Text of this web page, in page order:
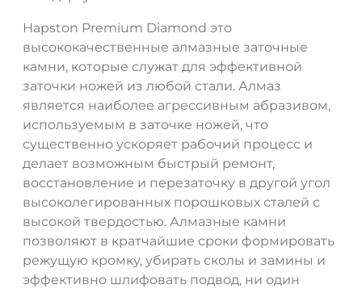
Hapston Premium Diamond это
высококачественные алмазные заточные
камни, которые служат для эффективной
заточки ножей из любой стали. Алмаз
является наиболее агрессивным абразивом,
используемым в заточке ножей, что
существенно ускоряет рабочий процесс и
делает возможным быстрый ремонт,
восстановление и перезаточку в другой угол
высоколегированных порошковых сталей с
высокой твердостью. Алмазные камни
позволяют в кратчайшие сроки формировать
режущую кромку, убирать сколы и замины и
эффективно шлифовать подвод, ни один
ДА НЕТ